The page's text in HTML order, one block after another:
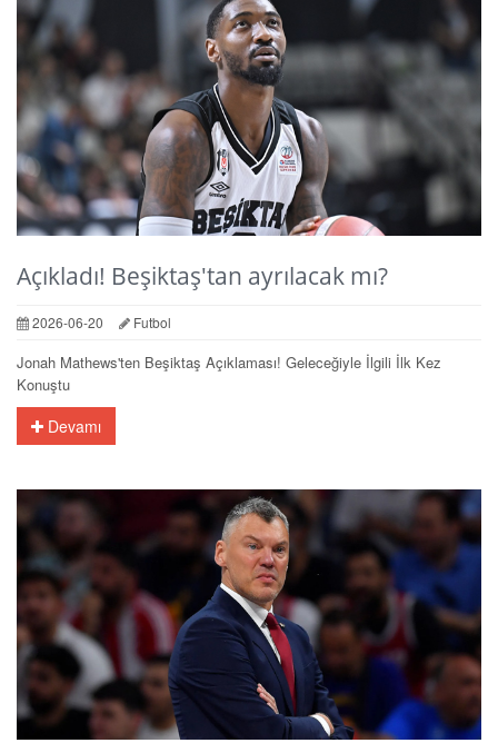
Açıkladı! Beşiktaş'tan ayrılacak mı?
2026-06-20 Futbol
Jonah Mathews'ten Beşiktaş Açıklaması! Geleceğiyle İlgili İlk Kez
Konuştu
Devamı